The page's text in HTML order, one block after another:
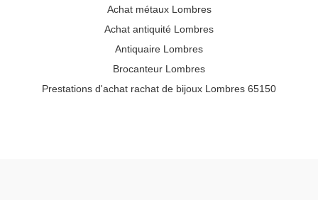
Achat métaux Lombres
Achat antiquité Lombres
Antiquaire Lombres
Brocanteur Lombres
Prestations d'achat rachat de bijoux Lombres 65150